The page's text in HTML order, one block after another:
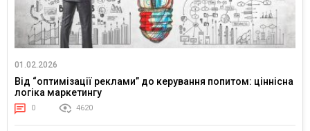
01.02.2026
Від “оптимізації реклами” до керування попитом: ціннісна
логіка маркетингу
0 4620